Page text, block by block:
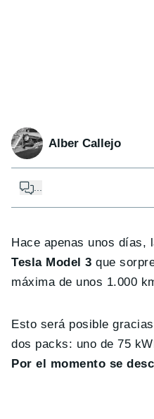
Alber Callejo
...
Hace apenas unos días,
Tesla Model 3 que
máxima de unos 1.000
Esto será posible
dos packs: uno de 75
Por el momento se